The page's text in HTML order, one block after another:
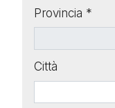
Provincia *
Città